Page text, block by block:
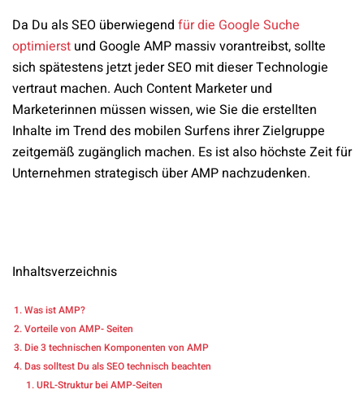
Da Du als SEO überwiegend für die Google Suche
optimierst und Google AMP massiv vorantreibst, sollte
sich spätestens jetzt jeder SEO mit dieser Technologie
vertraut machen. Auch Content Marketer und
Marketerinnen müssen wissen, wie Sie die erstellten
Inhalte im Trend des mobilen Surfens ihrer Zielgruppe
zeitgemäß zugänglich machen. Es ist also höchste Zeit für
Unternehmen strategisch über AMP nachzudenken.
Inhaltsverzeichnis
Was ist AMP?
Vorteile von AMP- Seiten
Die 3 technischen Komponenten von AMP
Das solltest Du als SEO technisch beachten
URL-Struktur bei AMP-Seiten